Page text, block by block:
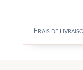
Frais de